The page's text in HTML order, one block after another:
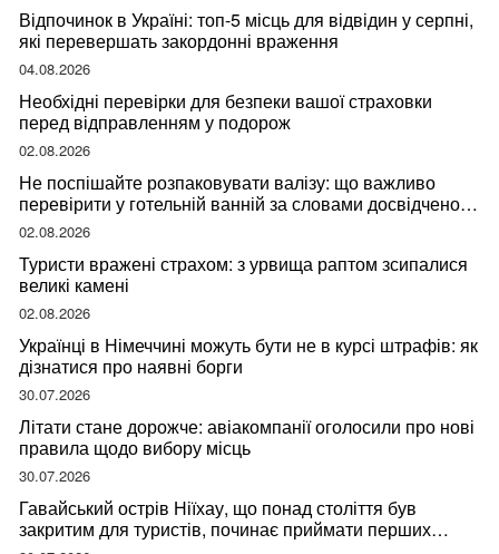
Відпочинок в Україні: топ-5 місць для відвідин у серпні,
які перевершать закордонні враження
04.08.2026
Необхідні перевірки для безпеки вашої страховки
перед відправленням у подорож
02.08.2026
Не поспішайте розпаковувати валізу: що важливо
перевірити у готельній ванній за словами досвідченої
мандрівниці
02.08.2026
Туристи вражені страхом: з урвища раптом зсипалися
великі камені
02.08.2026
Українці в Німеччині можуть бути не в курсі штрафів: як
дізнатися про наявні борги
30.07.2026
Літати стане дорожче: авіакомпанії оголосили про нові
правила щодо вибору місць
30.07.2026
Гавайський острів Ніїхау, що понад століття був
закритим для туристів, починає приймати перших